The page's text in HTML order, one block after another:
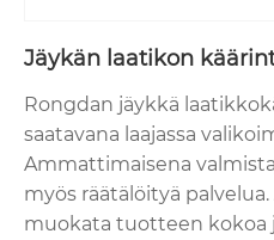
Jäykän laatikon
Rongdan jäykkä
saatavana laajassa
Ammattimaisena
myös räätälöityä
muokata tuotteen kokoa